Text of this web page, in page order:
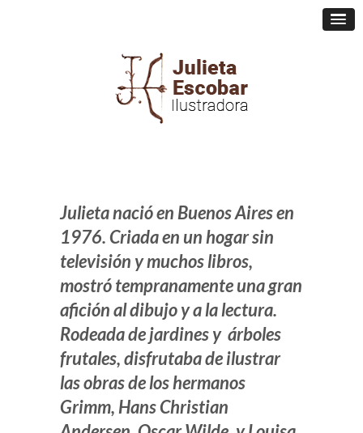
Julieta nació en Buenos Aires en
1976. Criada en un hogar sin
televisión y muchos libros,
mostró tempranamente una gran
afición al dibujo y a la lectura.
Rodeada de jardines y árboles
frutales, disfrutaba de ilustrar
las obras de los hermanos
Grimm, Hans Christian